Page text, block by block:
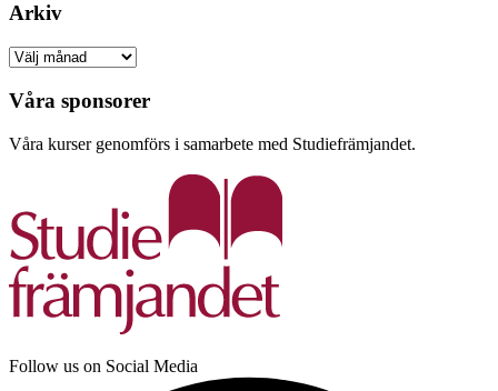
Arkiv
Arkiv
Våra sponsorer
Våra kurser genomförs i samarbete med Studiefrämjandet.
Follow us on Social Media